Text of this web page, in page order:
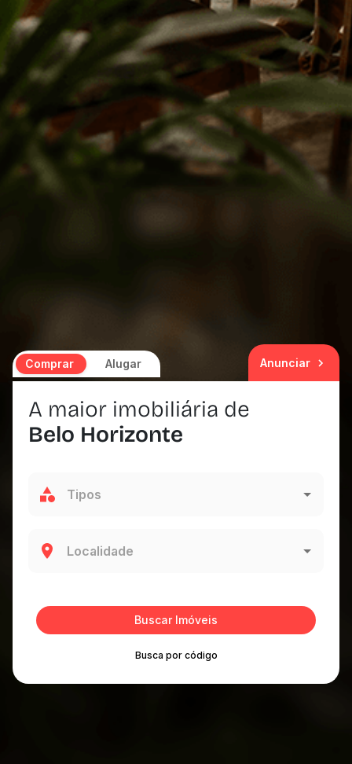
Comprar Alugar Anunciar
A maior imobiliária de
Belo Horizonte
Buscar Imóveis
Busca por código